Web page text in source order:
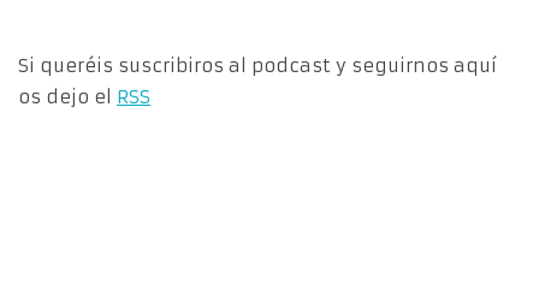
Si queréis suscribiros al podcast y seguirnos aquí
os dejo el RSS